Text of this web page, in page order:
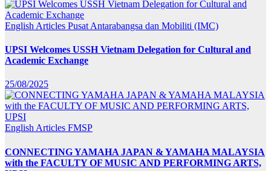
English Articles Pusat Antarabangsa dan Mobiliti (IMC)
UPSI Welcomes USSH Vietnam Delegation for Cultural and
Academic Exchange
25/08/2025
English Articles FMSP
CONNECTING YAMAHA JAPAN & YAMAHA MALAYSIA
with the FACULTY OF MUSIC AND PERFORMING ARTS,